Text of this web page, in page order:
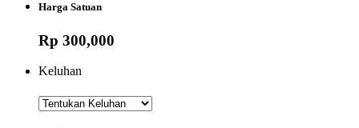
Harga Satuan
Rp 300,000
Keluhan